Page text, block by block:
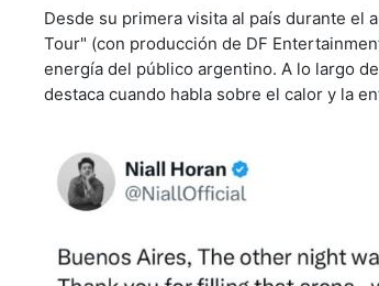
Desde su primera visita al país durante el
Tour" (con producción de DF
energía del público argentino. A lo largo
destaca cuando habla sobre el calor y la